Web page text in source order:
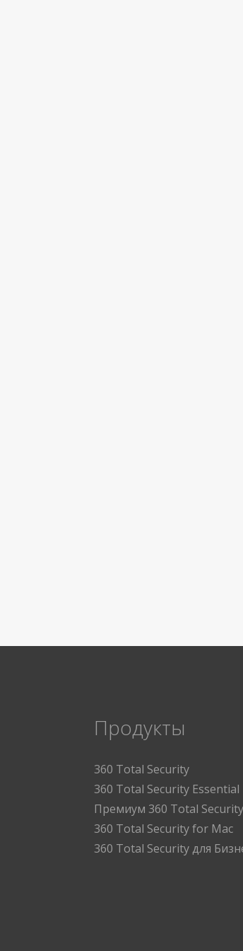
Продукты
360 Total Security
360 Total Security Essential
Премиум 360 Total Security
360 Total Security for Mac
360 Total Security для